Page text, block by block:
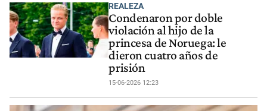
REALEZA
Condenaron por doble
violación al hijo de la
princesa de Noruega: le
dieron cuatro años de
prisión
15-06-2026 12:23